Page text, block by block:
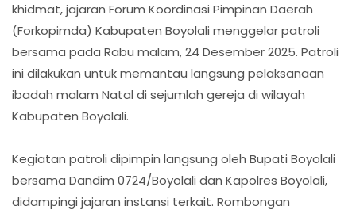
khidmat, jajaran Forum Koordinasi Pimpinan Daerah
(Forkopimda) Kabupaten Boyolali menggelar patroli
bersama pada Rabu malam, 24 Desember 2025. Patroli
ini dilakukan untuk memantau langsung pelaksanaan
ibadah malam Natal di sejumlah gereja di wilayah
Kabupaten Boyolali.
Kegiatan patroli dipimpin langsung oleh Bupati Boyolali
bersama Dandim 0724/Boyolali dan Kapolres Boyolali,
didampingi jajaran instansi terkait. Rombongan